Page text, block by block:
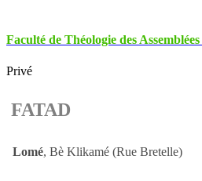
Faculté de Théologie des
Privé
FATAD
Lomé, Bè Klikamé (Rue Bretelle)